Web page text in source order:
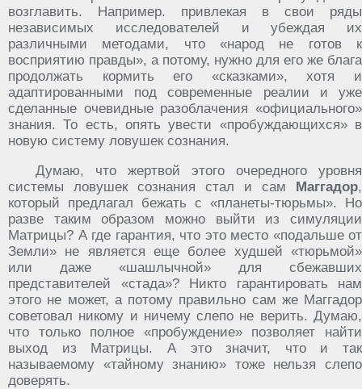
возглавить. Например. привлекая в свои ряды
независимых исследователей и убеждая их
различными методами, что «народ не готов к
восприятию правды», а потому, нужно для его же блага
продолжать кормить его «сказками», хотя и
адаптированными под современные реалии и уже
сделанные очевидные разоблачения «официального»
знания. То есть, опять увести «пробуждающихся» в
новую систему ловушек сознания.
Думаю, что жертвой этого очередного уровня
системы ловушек сознания стал и сам Маггадор,
который предлагал бежать с «планеты-тюрьмы». Но
разве таким образом можно выйти из симуляции
Матрицы? А где гарантия, что это место «подальше от
Земли» не является еще более худшей «тюрьмой»
или даже «шашлычной» для сбежавших
представителей «стада»? Никто гарантировать нам
этого не может, а потому правильно сам же Маггадор
советовал никому и ничему слепо не верить. Думаю,
что только полное «пробуждение» позволяет найти
выход из Матрицы. А это значит, что и так
называемому «тайному знанию» тоже нельзя слепо
доверять.